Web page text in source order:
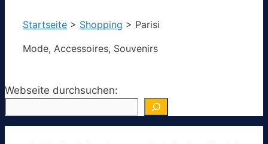
Startseite > Shopping > Parisi
Mode, Accessoires, Souvenirs
Webseite durchsuchen: